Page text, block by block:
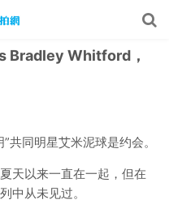
Bradley Whitford，
共同明星艾米泥球是约会。
天以来一直在一起，但在
中从未见过。